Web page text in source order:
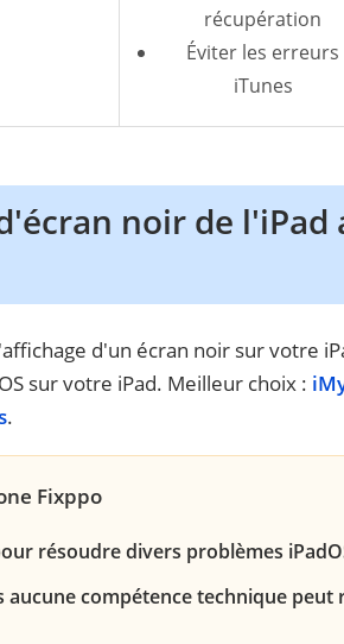
récupération
Éviter les erreurs
iTunes
noir de l'iPad
d'un écran noir sur votre
sur votre iPad. Meilleur choix :
.
Fixppo
résoudre divers problèmes
aucune compétence technique